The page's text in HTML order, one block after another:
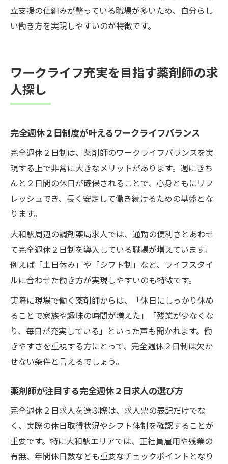
立支援の仕組みが整っている職場が多いため、自分らし
い働き方を実現しやすいのが特徴です。
ワークライフ充実を目指す薬剤師の求
人探し
完全週休２日制度が叶えるワークライフバランス
完全週休２日制は、薬剤師のワークライフバランスを実
現する上で非常に大きなメリットがあります。週にきち
んと２日間の休日が確保されることで、心身ともにリフ
レッシュでき、長く安定して働き続けるための基盤とな
ります。
大和駅周辺の調剤薬局求人では、通勤の便利さとあわせ
て完全週休２日制を導入している職場が増えています。
例えば「土日休み」や「シフト制」など、ライフスタイ
ルに合わせた働き方が実現しやすいのも特徴です。
実際に現場で働く薬剤師からは、「休日にしっかり休め
ることで家族や趣味の時間が増えた」「残業が少なくな
り、毎日が充実している」といった声も聞かれます。働
きやすさを重視する方にとって、完全週休２日制は欠か
せない条件と言えるでしょう。
薬剤師が注目する完全週休２日求人の選び方
完全週休２日求人を選ぶ際は、求人票の表記だけでな
く、実際の休日取得状況やシフト体制を確認することが
重要です。特に大和駅エリアでは、正社員雇用や残業の
有無、年間休日数なども重要なチェックポイントとなり